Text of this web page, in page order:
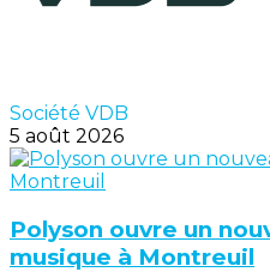
Société VDB
5 août 2026
Polyson ouvre un
musique à Montreuil